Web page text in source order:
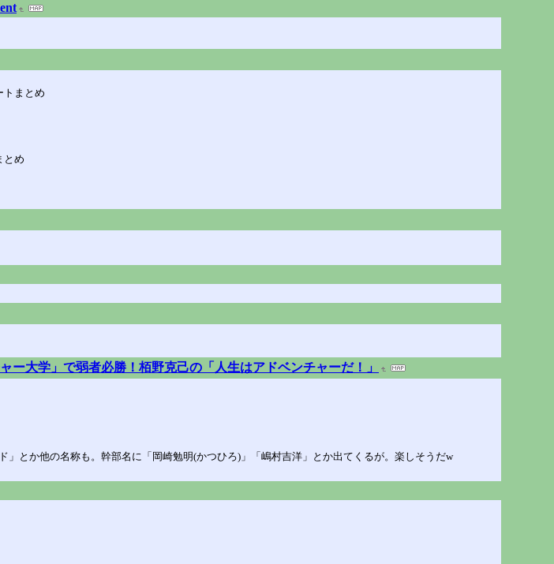
トまとめ
とめ
大学」で弱者必勝！栢野克己の「人生はアドベンチャーだ！」
とか他の名称も。幹部名に「岡崎勉明(かつひろ)」「嶋村吉洋」とか出てくるが。楽しそうだw